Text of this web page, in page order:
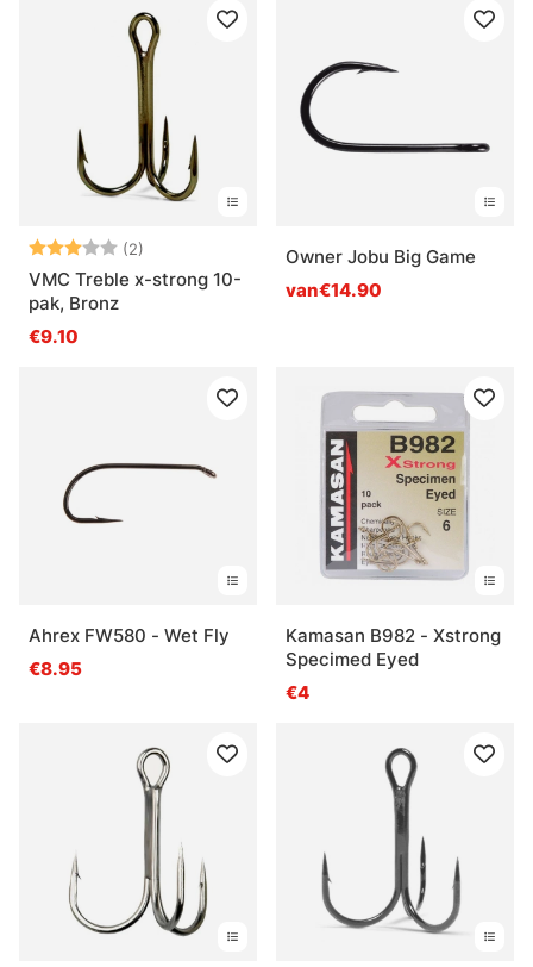
Beoordeling:
(2)
VMC Treble x-strong 10-
pak, Bronz
€9.10
Owner Jobu Big Game
van€14.90
Ahrex FW580 - Wet Fly
€8.95
Kamasan B982 - Xstrong
Specimed Eyed
€4